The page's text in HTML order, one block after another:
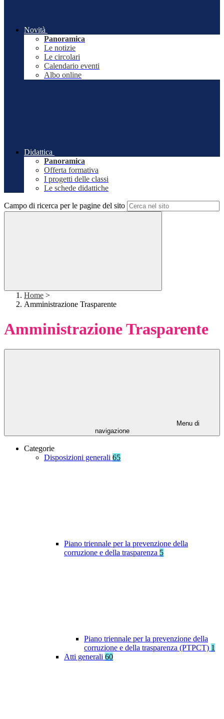
Novità
Panoramica
Le notizie
Le circolari
Calendario eventi
Albo online
Didattica
Panoramica
Offerta formativa
I progetti delle classi
Le schede didattiche
Campo di ricerca per le pagine del sito
Home >
Amministrazione Trasparente
Amministrazione Trasparente
Menu di
navigazione
Categorie
Disposizioni generali 65
Piano triennale per la prevenzione della
corruzione e della trasparenza 5
Piano triennale per la prevenzione della
corruzione e della trasparenza (PTPCT) 1
Atti generali 60